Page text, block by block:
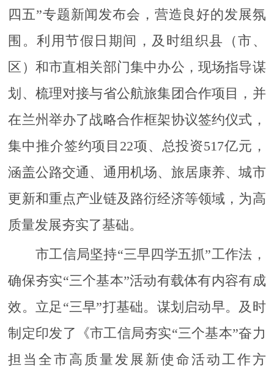
四五”专题新闻发布会，营造良好的发展氛
围。利用节假日期间，及时组织县（市、
区）和市直相关部门集中办公，现场指导谋
划、梳理对接与省公航旅集团合作项目，并
在兰州举办了战略合作框架协议签约仪式，
集中推介签约项目22项、总投资517亿元，
涵盖公路交通、通用机场、旅居康养、城市
更新和重点产业链及路衍经济等领域，为高
质量发展夯实了基础。
市工信局坚持“三早四学五抓”工作法，
确保夯实“三个基本”活动有载体有内容有成
效。立足“三早”打基础。谋划启动早。及时
制定印发了《市工信局夯实“三个基本”奋力
担当全市高质量发展新使命活动工作方